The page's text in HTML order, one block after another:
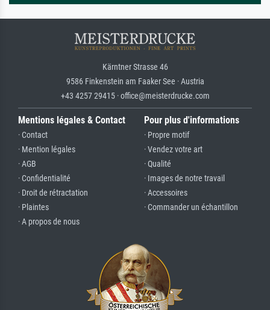
Kärntner Strasse 46
9586 Finkenstein am Faaker See · Austria
+43 4257 29415 · office@meisterdrucke.com
Mentions légales & Contact
· Contact
· Mention légales
· AGB
· Confidentialité
· Droit de rétractation
· Plaintes
· A propos de nous
Pour plus d'informations
· Propre motif
· Vendez votre art
· Qualité
· Images de notre travail
· Accessoires
· Commander un échantillon